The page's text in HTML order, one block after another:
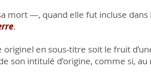
mort —, quand elle fut incluse dans
.
en sous-titre soit le fruit
son intitulé d’origine, comme si,